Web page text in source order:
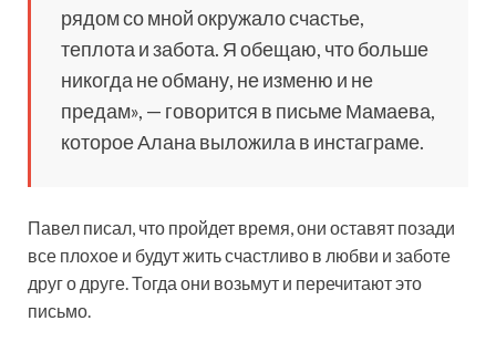
рядом со мной окружало счастье,
теплота и забота. Я обещаю, что больше
никогда не обману, не изменю и не
предам», — говорится в письме Мамаева,
которое Алана выложила в инстаграме.
Павел писал, что пройдет время, они оставят позади
все плохое и будут жить счастливо в любви и заботе
друг о друге. Тогда они возьмут и перечитают это
письмо.